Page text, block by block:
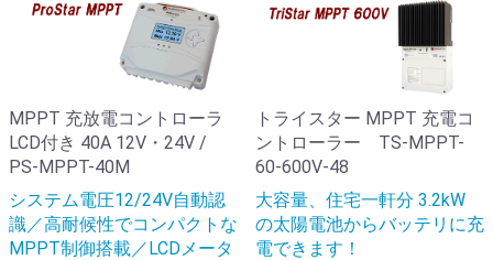
MPPT 充放電コントローラ
LCD付き 40A 12V・24V /
PS-MPPT-40M
システム電圧12/24V自動認
識／高耐候性でコンパクトな
MPPT制御搭載／LCDメータ
トライスター MPPT 充電コ
ントローラー TS-MPPT-
60-600V-48
大容量、住宅一軒分 3.2kW
の太陽電池からバッテリに充
電できます！